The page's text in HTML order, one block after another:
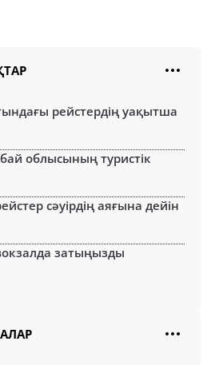
рейстердің уақытша
облысының туристік
сәуірдің аяғына дейін
затыңызды